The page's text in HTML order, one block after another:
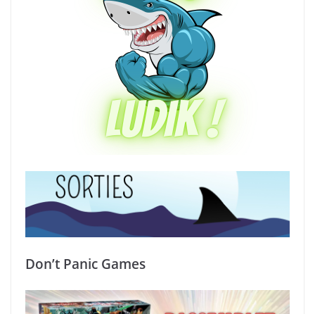
Don’t Panic Games